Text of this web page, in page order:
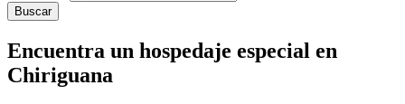
Buscar
Encuentra un hospedaje especial en
Chiriguana